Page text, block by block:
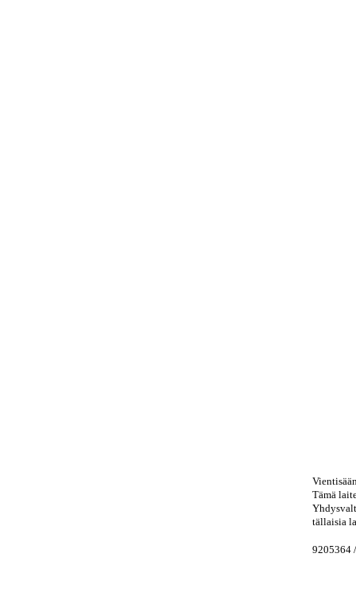
Tämä
tällaisia
9205364